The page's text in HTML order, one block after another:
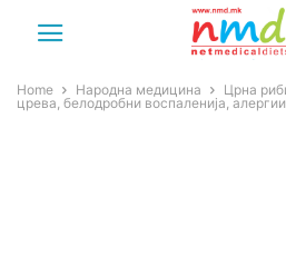
Home Народна медицина
Црна
црева, белодробни воспаленија,